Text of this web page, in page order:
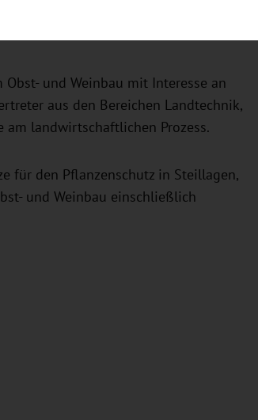
aus Anwendersicht beleuchtet und
und Weinbau mit Interesse an
aus den Bereichen Landtechnik,
am landwirtschaftlichen Prozess.
für den Pflanzenschutz in Steillagen,
und Weinbau einschließlich